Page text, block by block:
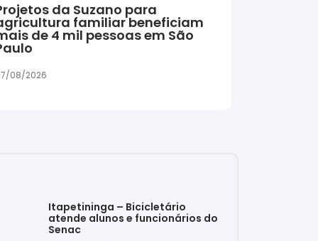
da Suzano para
familiar beneficiam
de 4 mil pessoas em São
08/2026
Itapetininga – Bicicletário
atende alunos e funcionários do
Senac